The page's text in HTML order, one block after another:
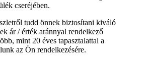
cseréjében.
tudd önnek biztosítani kiváló
ár / érték aránnyal rendelkező
mint 20 éves tapasztalattal a
az Ön rendelkezésére.